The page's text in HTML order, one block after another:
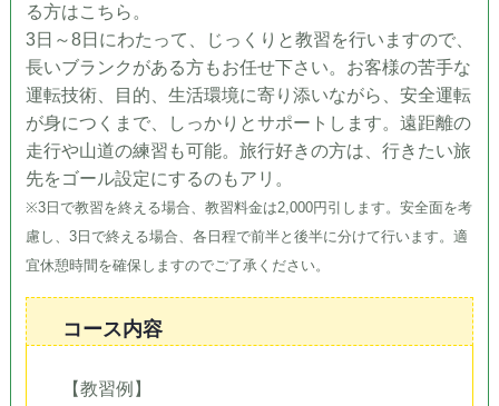
る方はこちら。
3日～8日にわたって、じっくりと教習を行いますので、
長いブランクがある方もお任せ下さい。お客様の苦手な
運転技術、目的、生活環境に寄り添いながら、安全運転
が身につくまで、しっかりとサポートします。遠距離の
走行や山道の練習も可能。旅行好きの方は、行きたい旅
先をゴール設定にするのもアリ。
※3日で教習を終える場合、教習料金は2,000円引します。安全面を考
慮し、3日で終える場合、各日程で前半と後半に分けて行います。適
宜休憩時間を確保しますのでご了承ください。
コース内容
【教習例】